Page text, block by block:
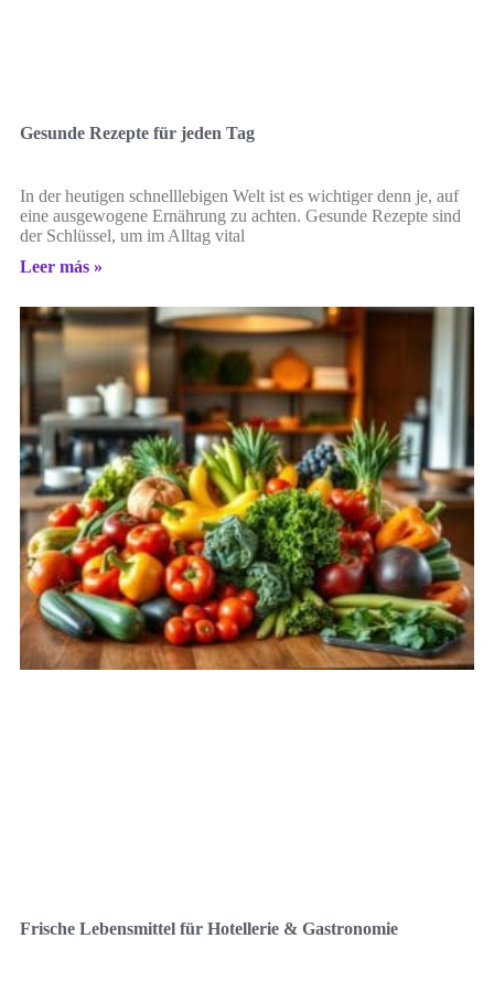
Gesunde Rezepte für jeden Tag
In der heutigen schnelllebigen Welt ist es wichtiger denn je, auf
eine ausgewogene Ernährung zu achten. Gesunde Rezepte sind
der Schlüssel, um im Alltag vital
Leer más »
Frische Lebensmittel für Hotellerie & Gastronomie